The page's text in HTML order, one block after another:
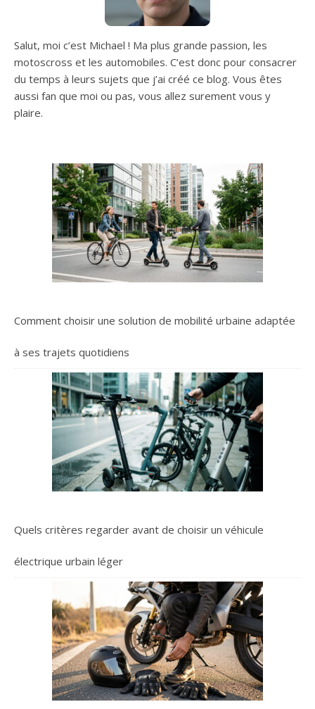
Salut, moi c’est Michael ! Ma plus grande passion, les
motoscross et les automobiles. C’est donc pour consacrer
du temps à leurs sujets que j’ai créé ce blog. Vous êtes
aussi fan que moi ou pas, vous allez surement vous y
plaire.
Comment choisir une solution de mobilité urbaine adaptée
à ses trajets quotidiens
Quels critères regarder avant de choisir un véhicule
électrique urbain léger